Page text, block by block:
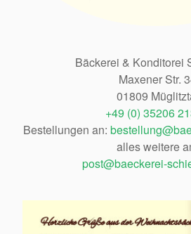
Bäckerei & Konditorei
Maxener Str.
01809
+49 (0) 35206
Bestellungen an:
alles weitere
post@baeckerei-